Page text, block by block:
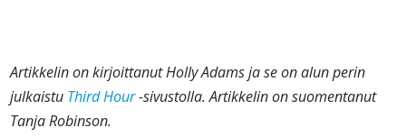
Artikkelin on kirjoittanut Holly Adams ja se on alun perin
julkaistu Third Hour-sivustolla. Artikkelin on suomentanut
Tanja Robinson.